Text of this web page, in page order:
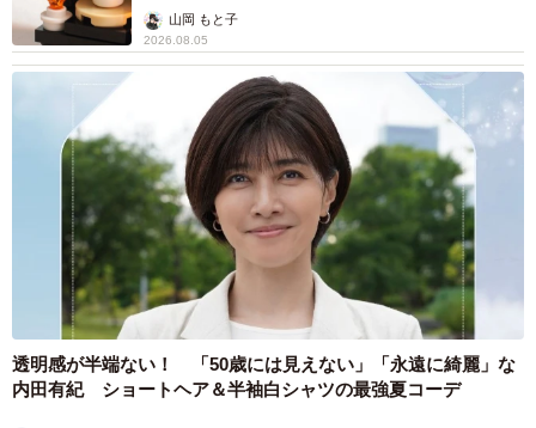
う」山岡 もと子
2026.08.05
透明感が半端ない！ 「50歳には見えない」「永遠に綺麗」な
内田有紀 ショートヘア＆半袖白シャツの最強夏コーデ